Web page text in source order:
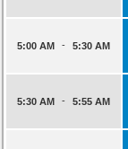
5:00 AM - 5:30 AM
5:30 AM - 5:55 AM